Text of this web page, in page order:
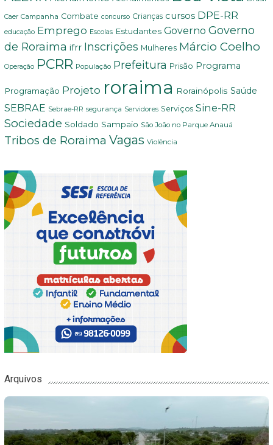
Caer Campanha Combate concurso Crianças cursos DPE-RR
educação Emprego Escolas Estudantes Governo Governo
de Roraima ifrr Inscrições Mulheres Márcio Coelho
Operação PCRR População Prefeitura Prisão Programa
Programação Projeto roraima Rorainópolis Saúde
SEBRAE Sebrae-RR segurança Servidores Serviços Sine-RR
Sociedade Soldado Sampaio São João no Parque Anauá
Tribos de Roraima Vagas Violência
Arquivos